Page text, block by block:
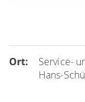
Ort:
Service-
Hans-